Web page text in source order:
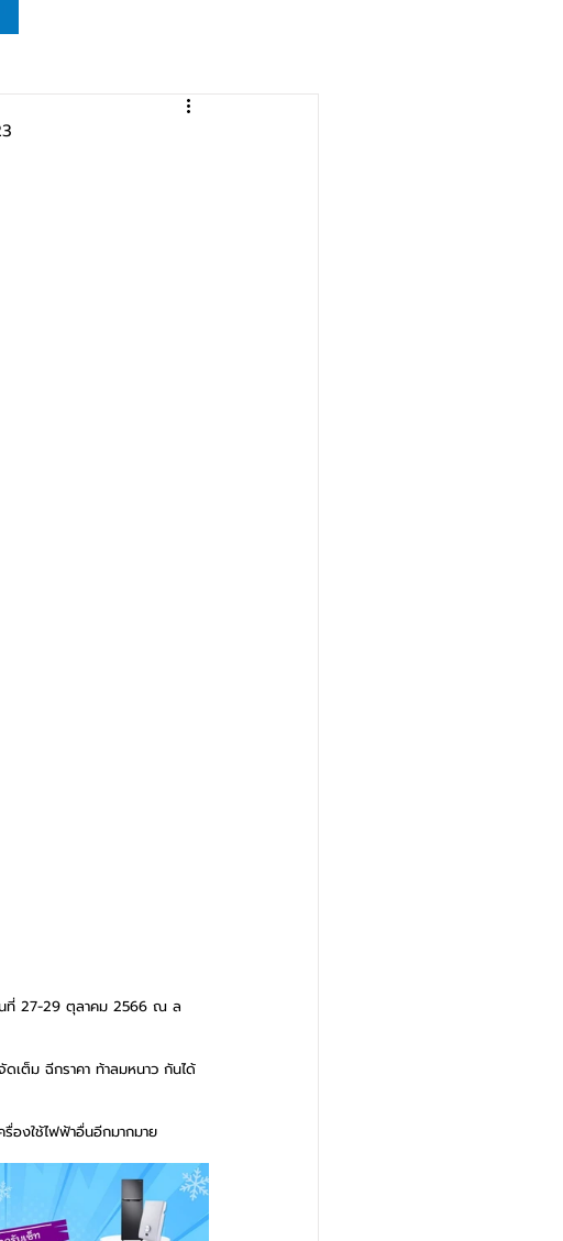
ที่ 27-29 ตุลาคม 2566 ณ ล
เต็ม ฉีกราคา ท้าลมหนาว กันได้
องใช้ไฟฟ้าอื่นอีกมากมาย